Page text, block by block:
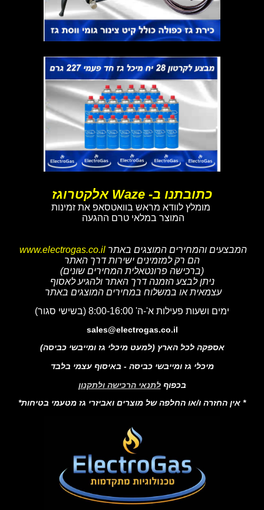
כתובתנו ב- Waze אלקטרוגז
מומלץ לוודא מראש בוואטסאפ את זמינות
המוצר במלאי טרם ההגעה
המבצעים והמחירים המוצגים באתר www.electrogas.co.il
הם רק למזמינים ישירות דרך האתר
(ברכישה פרונטאלית המחירים שונים)
ניתן לבצע הזמנה דרך האתר ולהגיע לאסוף
עצמאית או במשלוח במחירים המוצגים באתר
ימים ושעות פעילות א'-ה' 8:00-16:00 (בשישי סגור)
sales@electrogas.co.il
אספקה לכל הארץ (למעט מיכלי גז ומייבשי כביסה)
מיכלי גז ומייבשי כביסה - באיסוף עצמי בלבד
בכפוף לתנאי הרכישה ולתקנון
* אין החזרה ו/או החלפה של מוצרים ואביזרי גז מטעמי בטיחות*